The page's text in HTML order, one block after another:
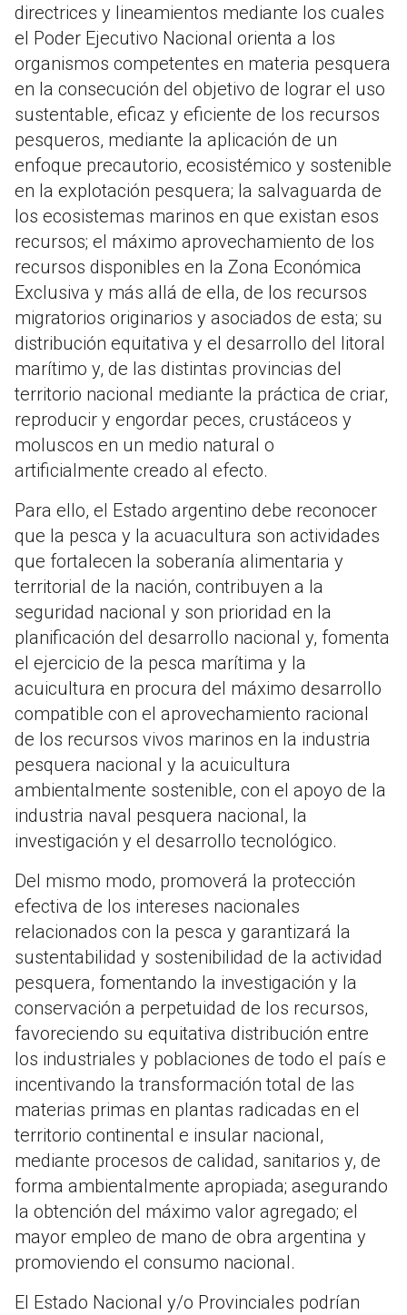
directrices y lineamientos mediante los cuales
el Poder Ejecutivo Nacional orienta a los
organismos competentes en materia pesquera
en la consecución del objetivo de lograr el uso
sustentable, eficaz y eficiente de los recursos
pesqueros, mediante la aplicación de un
enfoque precautorio, ecosistémico y sostenible
en la explotación pesquera; la salvaguarda de
los ecosistemas marinos en que existan esos
recursos; el máximo aprovechamiento de los
recursos disponibles en la Zona Económica
Exclusiva y más allá de ella, de los recursos
migratorios originarios y asociados de esta; su
distribución equitativa y el desarrollo del litoral
marítimo y, de las distintas provincias del
territorio nacional mediante la práctica de criar,
reproducir y engordar peces, crustáceos y
moluscos en un medio natural o
artificialmente creado al efecto.
Para ello, el Estado argentino debe reconocer
que la pesca y la acuacultura son actividades
que fortalecen la soberanía alimentaria y
territorial de la nación, contribuyen a la
seguridad nacional y son prioridad en la
planificación del desarrollo nacional y, fomenta
el ejercicio de la pesca marítima y la
acuicultura en procura del máximo desarrollo
compatible con el aprovechamiento racional
de los recursos vivos marinos en la industria
pesquera nacional y la acuicultura
ambientalmente sostenible, con el apoyo de la
industria naval pesquera nacional, la
investigación y el desarrollo tecnológico.
Del mismo modo, promoverá la protección
efectiva de los intereses nacionales
relacionados con la pesca y garantizará la
sustentabilidad y sostenibilidad de la actividad
pesquera, fomentando la investigación y la
conservación a perpetuidad de los recursos,
favoreciendo su equitativa distribución entre
los industriales y poblaciones de todo el país e
incentivando la transformación total de las
materias primas en plantas radicadas en el
territorio continental e insular nacional,
mediante procesos de calidad, sanitarios y, de
forma ambientalmente apropiada; asegurando
la obtención del máximo valor agregado; el
mayor empleo de mano de obra argentina y
promoviendo el consumo nacional.
El Estado Nacional y/o Provinciales podrían